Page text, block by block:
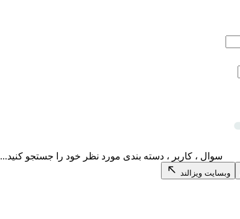
سوال ، کاربر ، دسته بندی مورد نظر خود را جستجو کنید...
وبسایت ویزالند